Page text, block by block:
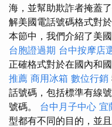
海，並幫助欺詐者掩蓋
解美國電話號碼格式對
本節中，我們介紹了美
台胞證過期 台中按摩店
正確格式對於在國內和
推薦 商用冰箱 數位行銷
話號碼，包括標準有線
號碼。 台中月子中心 宜
型都有不同的目的，並